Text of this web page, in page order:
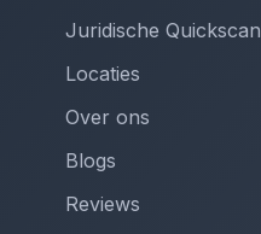
Juridische Quickscan
Locaties
Over ons
Blogs
Reviews